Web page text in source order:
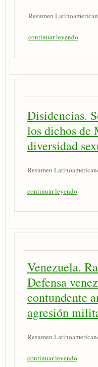
Resumen
continuar leyendo
Disidencias.
los dichos de
diversidad
Resumen
continuar leyendo
Venezuela.
Defensa
contundente
agresión
Resumen
continuar leyendo